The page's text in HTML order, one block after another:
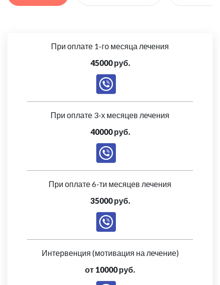
При оплате 1-го месяца лечения
45000 руб.
При оплате 3-х месяцев лечения
40000 руб.
При оплате 6-ти месяцев лечения
35000 руб.
Интервенция (мотивация на лечение)
от 10000 руб.